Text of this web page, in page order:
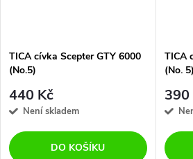
TICA cívka Scepter GTY 6000
(No.5)
440 Kč
Není skladem
DO KOŠÍKU
TICA
(No. 5)
390